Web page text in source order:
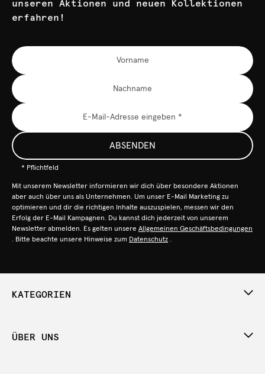
unseren Aktionen und neuen Kollektionen
erfahren!
ABSENDEN
* Pflichtfeld
Mit unserem Newsletter informieren wir dich über besondere Aktionen
aber auch über uns als Unternehmen. Um unser E-Mail Marketing zu
optimieren und dir die richtigen Inhalte auszuspielen, messen wir den
Erfolg der E-Mail Kampagnen. Du kannst dich jederzeit von unserem
Newsletter abmelden. Es gelten unsere Allgemeinen Geschäftsbedingungen
. Bitte beachte unsere Hinweise zum Datenschutz .
KATEGORIEN
ÜBER UNS